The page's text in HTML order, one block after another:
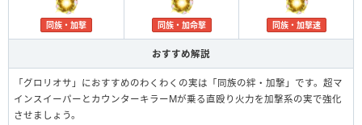
同族・加撃 同族・加命撃 同族・加撃速
おすすめ解説
「グロリオサ」におすすめのわくわくの実は「同族の絆・加撃」です。超マ
インスイーパーとカウンターキラーMが乗る直殴り火力を加撃系の実で強化
させましょう。